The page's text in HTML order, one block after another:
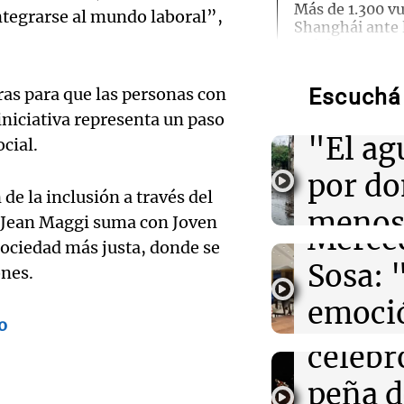
al mundo laboral”,
para que las personas con
representa un paso
la inclusión a través del
Maggi suma con Joven
más justa, donde se
Más de 1.300
Shanghái
02:03 Tecnología
Airbnb acelera
artificial en su
01:49 Mundo
El Pentágono
industria de
en la
01:31
Reducir
disminuye
01:29 Mundo
Audio.
"El
por
menos
Una
Rosario
Episodios
Audio.
huella
Sosa:
filtro
Audio.
peña
Audio.